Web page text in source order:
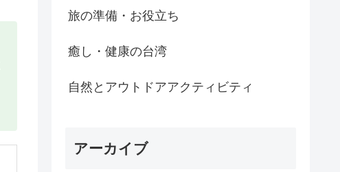
旅の準備・お役立ち
癒し・健康の台湾
自然とアウトドアアクティビティ
アーカイブ